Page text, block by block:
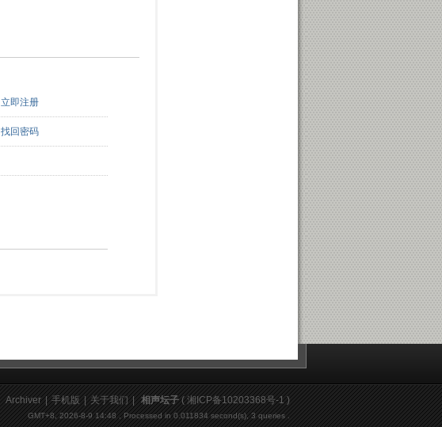
立即注册
找回密码
Archiver | 手机版 | 关于我们 | 相声坛子(湘ICP备10203368号-1)
GMT+8, 2026-8-9 14:48, Processed in 0.011834 second(s), 3 queries .